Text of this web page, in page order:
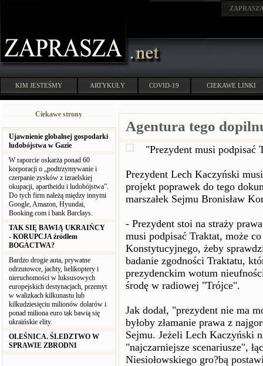
KIM JESTEŚMY ARTYKUŁY COVID-19 CIEKAWE LINKI
Ciekawe strony
Ujawnienie globalnej gospodarki
ludobójstwa w Gazie
W raporcie oskarża ponad 60
korporacji o „podtrzymywanie i
czerpanie zysków z izraelskiej
okupacji, apartheidu i ludobójstwa”.
Do tych firm należą między innymi
Google, Amazon, Hyundai,
Booking.com i bank Barclays.
TAK SIĘ BAWIĄ UKRAIŃCY
- KORUPCJA źródłem
BOGACTWA?
Bardzo drogie auta, prywatne
odrzutowce, jachty, helikoptery i
nieruchomości w luksusowych
europejskich destynacjach, przemyt
w walizkach kilkunastu lub
kilkudziesięciu milionów dolarów i
ponad miliona euro tak bawią się
ukraińskie elity.
OLEŚNICA. ŚLEDZTWO W
SPRAWIE ZBRODNI
Agentura tego
"Prezydent musi podpisać
Prezydent Lech Kaczyński
projekt poprawek do tego
marszałek Sejmu Bronisław
- Prezydent stoi na straży
musi podpisać Traktat, może
Konstytucyjnego, żeby
badanie zgodności Traktatu,
prezydenckim wotum
środę w radiowej "Trójce".
Jak dodał, "prezydent nie ma
byłoby złamanie prawa z
Sejmu. Jeżeli Lech Kaczyński
"najczarniejsze scenariusze",
Niesiołowskiego gro?bą